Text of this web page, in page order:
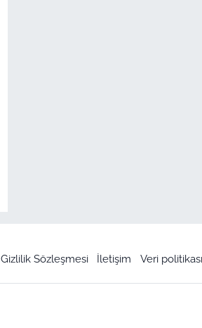
Gizlilik Sözleşmesi İletişim Veri politikası